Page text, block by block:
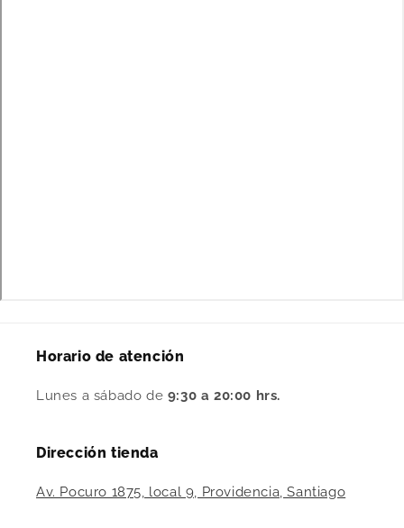
Horario de atención
Lunes a sábado de 9:30 a 20:00 hrs.
Dirección tienda
Av. Pocuro 1875, local 9, Providencia, Santiago